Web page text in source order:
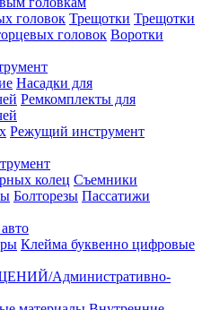
головок Трещотки Трещотки
головок Воротки
Насадки для
Ремкомплекты для
Режущий инструмент
колец Съемники
Болторезы Пассатижи
Клейма буквенно цифровые
Административно-